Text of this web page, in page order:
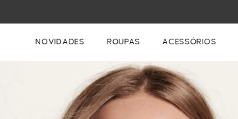
NOVIDADES ROUPAS ACESSÓRIOS